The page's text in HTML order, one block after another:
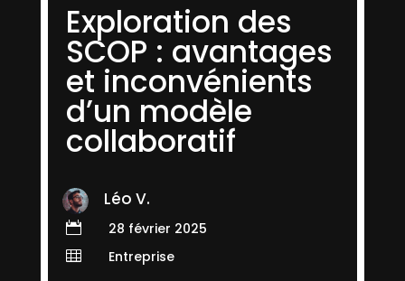
Exploration des
SCOP : avantages
et inconvénients
d’un modèle
collaboratif
Léo V.
 28 février 2025
 Entreprise